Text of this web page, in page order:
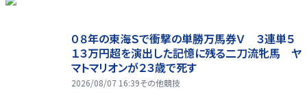
０８年の東海Ｓで衝撃の単勝万馬券Ｖ ３連単５
１３万円超を演出した記憶に残る二刀流牝馬 ヤ
マトマリオンが２３歳で死す
2026/08/07 16:39その他競技